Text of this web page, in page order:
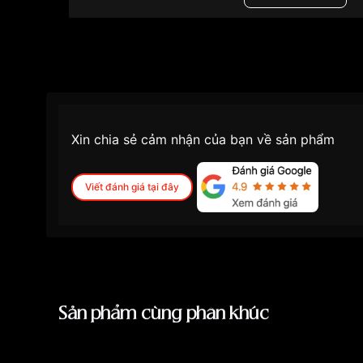
Xin chia sẻ cảm nhận của bạn về sản phẩm
Viết đánh giá tại đây
Sản phẩm cùng phân khúc